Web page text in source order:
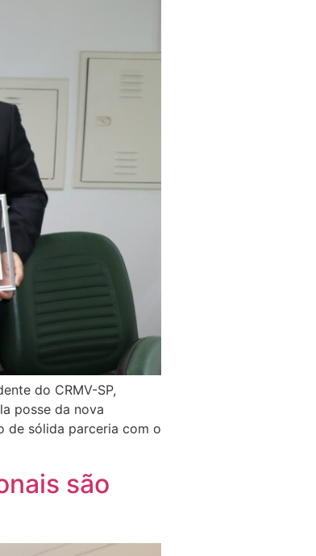
do CRMV-SP,
posse da nova
de sólida parceria com o
são